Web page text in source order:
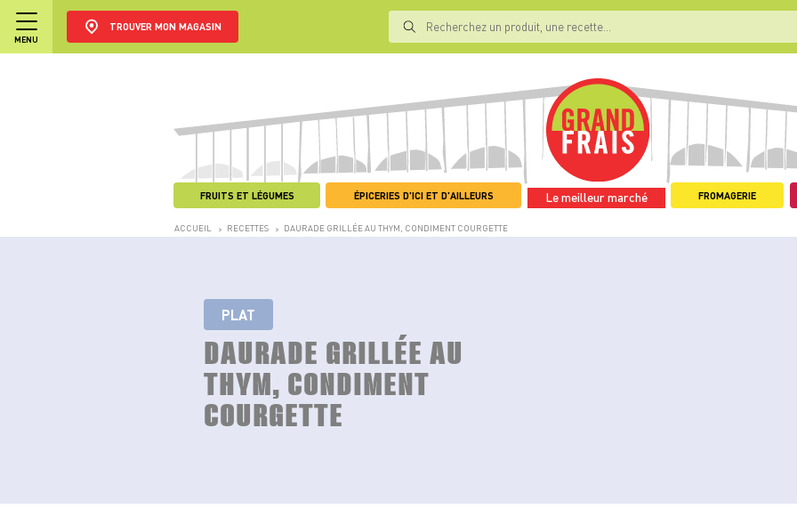
MENU
TROUVER MON MAGASIN
FRUITS ET LÉGUMES ÉPICERIES D'ICI ET D'AILLEURS Le meilleur marché FROMAGERIE
ACCUEIL > RECETTES > DAURADE GRILLÉE AU THYM, CONDIMENT COURGETTE
PLAT
DAURADE GRILLÉE AU
THYM, CONDIMENT
COURGETTE